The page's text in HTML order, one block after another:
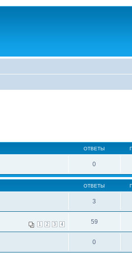
ОТВЕТЫ
0
ОТВЕТЫ
3
1 2 3 4 59
0